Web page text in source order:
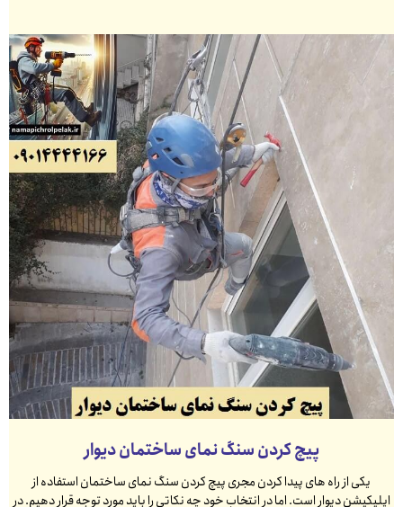
پیچ کردن سنگ نمای ساختمان دیوار
یکی از راه های پیدا کردن مجری پیچ کردن سنگ نمای ساختمان استفاده از
اپلیکیشن دیوار است. اما در انتخاب خود چه نکاتی را باید مورد توجه قرار دهیم. در